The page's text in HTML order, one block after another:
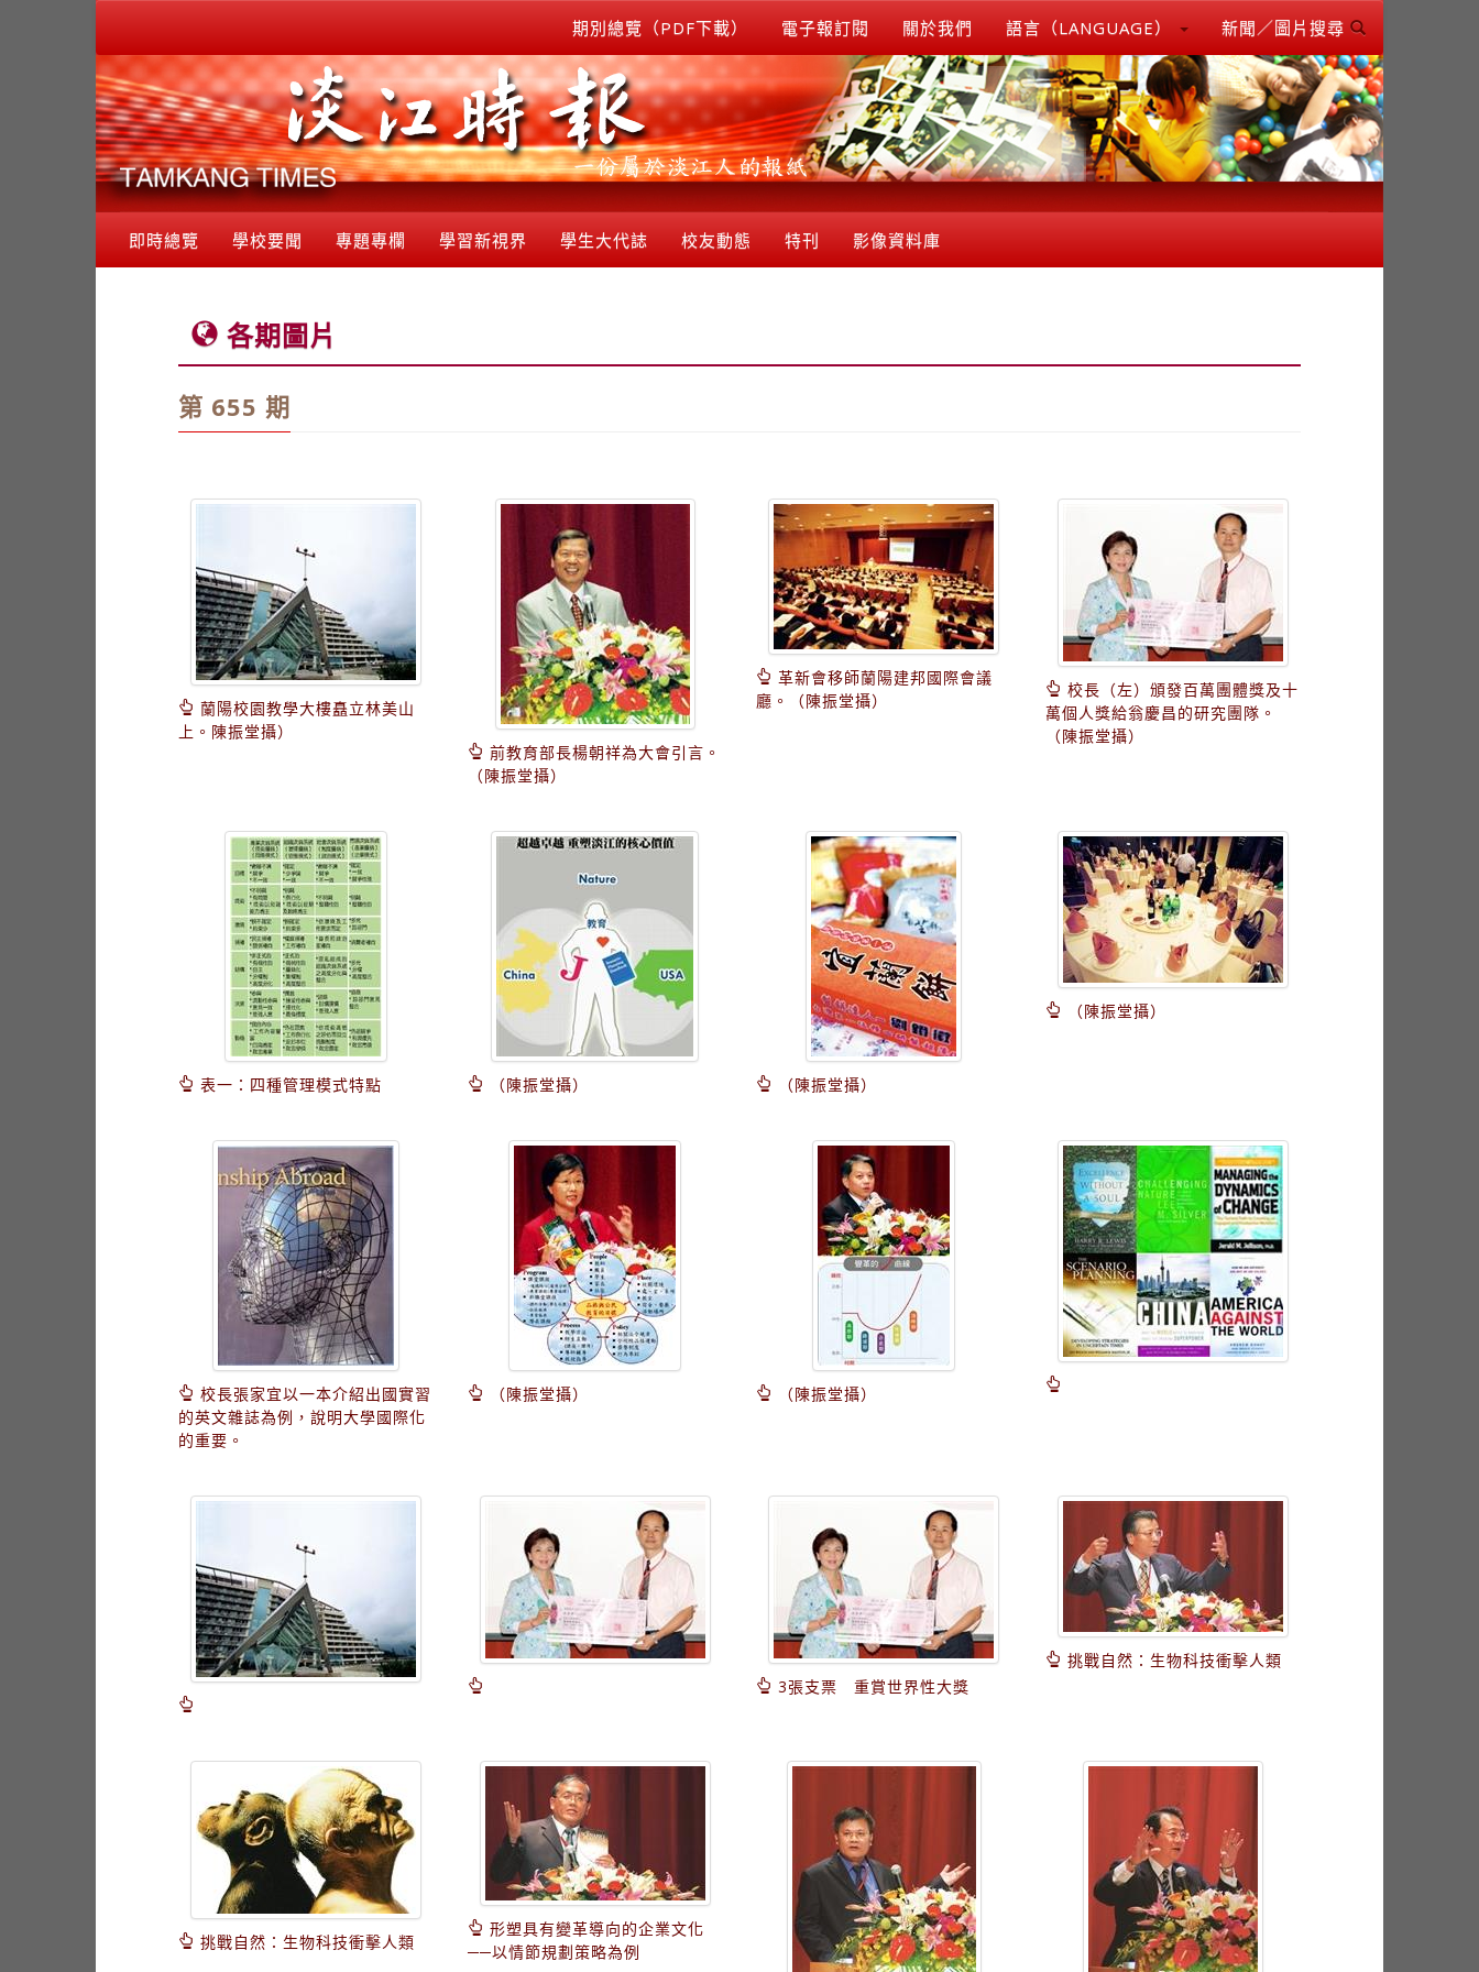
期別總覽（PDF下載） 電子報訂閱 關於我們 語言（LANGUAGE） 新聞／圖片搜尋
即時總覽 學校要聞 專題專欄 學習新視界 學生大代誌 校友動態 特刊 影像資料庫
各期圖片
第 655 期
蘭陽校園教學大樓矗立林美山
上。陳振堂攝）
前教育部長楊朝祥為大會引言。
（陳振堂攝）
革新會移師蘭陽建邦國際會議
廳。（陳振堂攝）
校長（左）頒發百萬團體獎及十
萬個人獎給翁慶昌的研究團隊。
（陳振堂攝）
表一：四種管理模式特點 （陳振堂攝） （陳振堂攝）
（陳振堂攝）
校長張家宜以一本介紹出國實習
的英文雜誌為例，說明大學國際化
的重要。
（陳振堂攝） （陳振堂攝）
3張支票 重賞世界性大獎
挑戰自然：生物科技衝擊人類
挑戰自然：生物科技衝擊人類
形塑具有變革導向的企業文化
──以情節規劃策略為例